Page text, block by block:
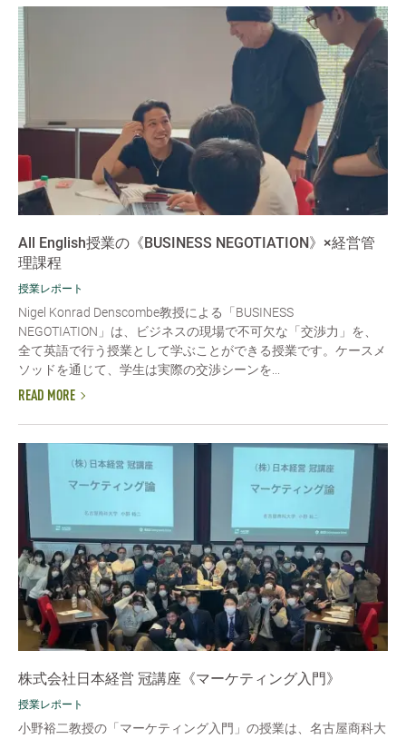
All English授業の《BUSINESS NEGOTIATION》×経営管
理課程
授業レポート
Nigel Konrad Denscombe教授による「BUSINESS
NEGOTIATION」は、ビジネスの現場で不可欠な「交渉力」を、
全て英語で行う授業として学ぶことができる授業です。ケースメ
ソッドを通じて、学生は実際の交渉シーンを...
READ MORE
株式会社日本経営 冠講座《マーケティング入門》
授業レポート
小野裕二教授の「マーケティング入門」の授業は、名古屋商科大